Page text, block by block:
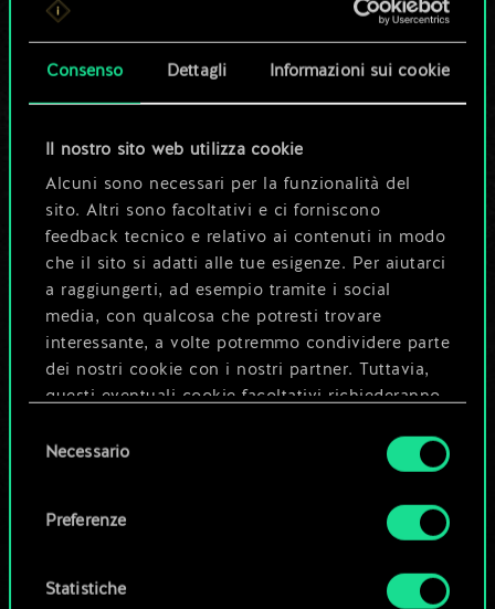
Consenso Dettagli Informazioni sui cookie
Il nostro sito web utilizza cookie
Alcuni sono necessari per la funzionalità del
sito. Altri sono facoltativi e ci forniscono
feedback tecnico e relativo ai contenuti in modo
che il sito si adatti alle tue esigenze. Per aiutarci
a raggiungerti, ad esempio tramite i social
media, con qualcosa che potresti trovare
interessante, a volte potremmo condividere parte
dei nostri cookie con i nostri partner. Tuttavia,
questi eventuali cookie facoltativi richiederanno
Tutti i dettagli su come utilizziamo i cookie e su
disponibili nel menu "Impostazioni" qui sotto.
delNecessario
Preferenze
Statistiche
condiviso.
molto altro!
Dai un nome al mazzo e crea una
guida
Modifica mazzo